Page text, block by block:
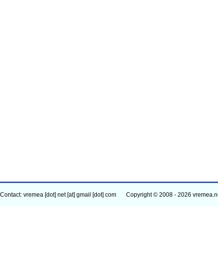
Contact: vremea [dot] net [at] gmail [dot] com Copyright © 2008 - 2026